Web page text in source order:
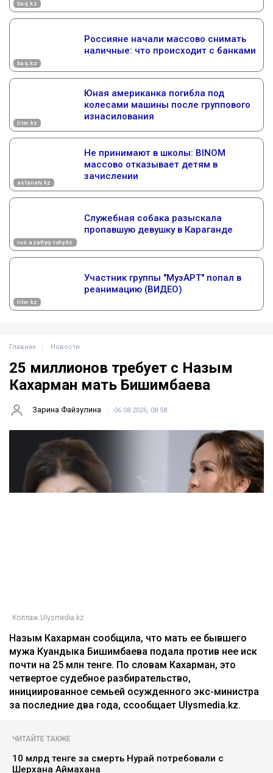
Главная Новости
25 миллионов требует с Назым
Кахарман мать Бишимбаева
Зарина Файзулина 06.08.2026, 08:58
Коллаж Ulysmedia.kz
Назым Кахарман сообщила, что мать ее бывшего
мужа Куандыка Бишимбаева подала против нее иск
почти на 25 млн тенге. По словам Кахарман, это
четвертое судебное разбирательство,
инициированное семьей осужденного экс-министра
за последние два года, ссообщает Ulysmedia.kz.
ЧИТАЙТЕ ТАКЖЕ
10 млрд тенге за смерть Нурай потребовали с
Шерхана Аймахана